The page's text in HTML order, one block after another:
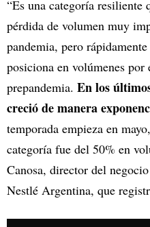
“Es una categoría resiliente
pérdida de volumen muy
pandemia, pero
posiciona en volúmenes
prepandemia. En los
creció de manera
temporada empieza en
categoría fue del 50% en
Canosa, director del
Nestlé Argentina, que